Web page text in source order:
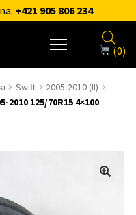
+421 905 806 234
(0)
Swift
2005-2010 (II)
125/70R15 4×100